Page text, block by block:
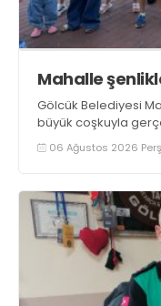
Mahalle
Gölcük Belediyesi
büyük coşkuyla
06 Ağustos 2026